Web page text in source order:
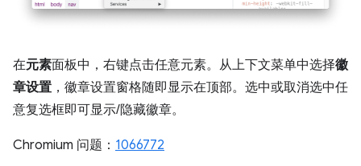
在元素面板中，右键点击任意元素。从上下文菜单中选择徽
章设置 ，徽章设置窗格随即显示在顶部。选中或取消选中任
意复选框即可显示/隐藏徽章。
Chromium 问题： 1066772